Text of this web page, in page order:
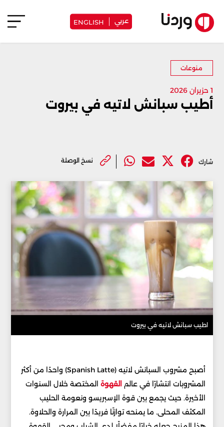
عربي ENGLISH
منوعات
1 حزيران 2026
أطيب سبانش لاتيه في بيروت
شارك نسخ الوصلة
اطيب سبانش لاتيه في بيروت
أصبح مشروب السبانش لاتيه (Spanish Latte) واحدًا من أكثر
المشروبات انتشارًا في عالم القهوة المختصة خلال السنوات
الأخيرة. حيث يجمع بين قوة الإسبريسو ونعومة الحليب
المكثف المحلى. ما يمنحه توازنًا فريدًا بين المرارة والحلاوة.